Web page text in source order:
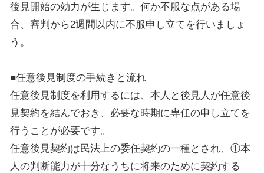
後見開始の効力が生じます。何か不服な点がある場
合、審判から2週間以内に不服申し立てを行いましょ
う。
■任意後見制度の手続きと流れ
任意後見制度を利用するには、本人と後見人が任意後
見契約を結んでおき、必要な時期に専任の申し立てを
行うことが必要です。
任意後見契約は民法上の委任契約の一種とされ、①本
人の判断能力が十分なうちに将来のために契約する